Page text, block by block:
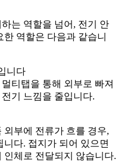
는 역할을 넘어, 전기 안
역할은 다음과 같습니
니다
티탭을 통해 외부로 빠져
기 느낌을 줄입니다.
부에 전류가 흐를 경우,
다. 접지가 되어 있으면
인체로 전달되지 않습니다.